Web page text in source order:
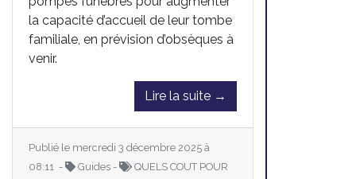
la capacité d’accueil de leur tombe
familiale, en prévision d’obsèques à
venir.
Lire la suite →
Publié le mercredi 3 décembre 2025 à
08:11 -
Guides -
QUELS COUT POUR